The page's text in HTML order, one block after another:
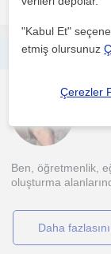
Ben, öğretmenlik,
oluşturma
daha
"Kabul Et"
etmiş olursunuz
Çerezler